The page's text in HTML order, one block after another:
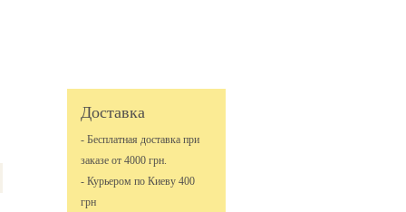
Доставка
- Бесплатная доставка при
заказе от 4000 грн.
- Курьером по Киеву 400
грн